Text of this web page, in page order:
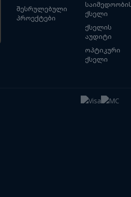
შესრულებული
პროექტები
ქსელი
ქსელის
აუდიტი
ოპტიკური
ქსელი